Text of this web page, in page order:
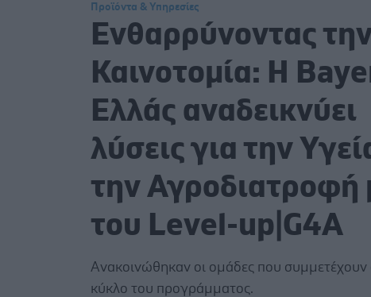
Προϊόντα & Υπηρεσίες
Ενθαρρύνοντας
Καινοτομία: Η
Ελλάς αναδεικνύει
λύσεις για την
την Αγροδιατροφή
του Level-up|G4A
Ανακοινώθηκαν οι ομάδες που συμμετέχουν
κύκλο του προγράμματος.